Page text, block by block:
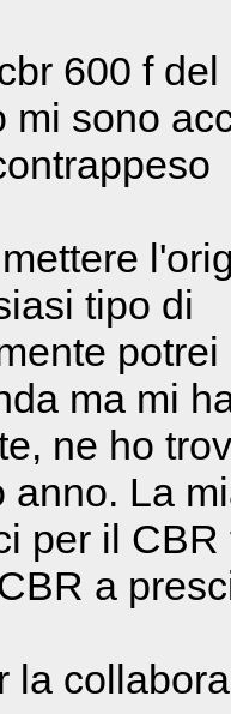
600 f del
mi sono
tipo di
potrei
ma mi
ne ho
anno. La
per il
a
la